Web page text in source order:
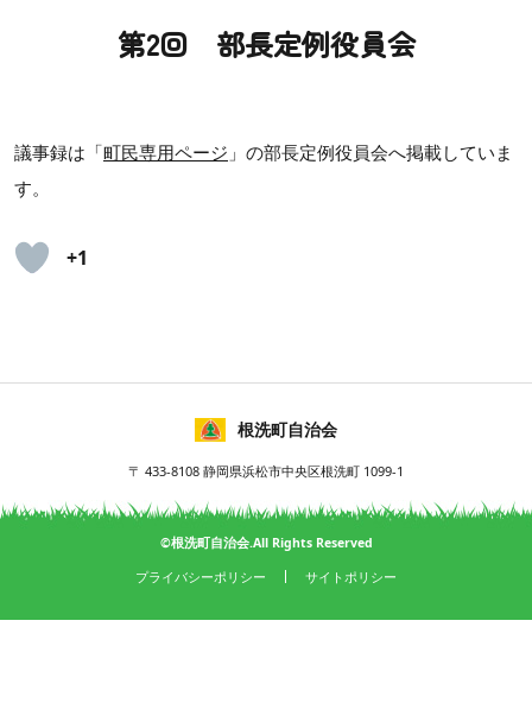
第2回 部長定例役員会
議事録は「町民専用ページ 」の部長定例役員会へ掲載していま
す。
+1
根洗町自治会
〒 433-8108 静岡県浜松市中央区根洗町 1099-1
©根洗町自治会.All Rights Reserved
プライバシーポリシー サイトポリシー